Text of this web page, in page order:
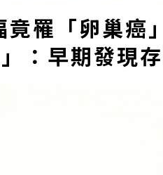
竟罹「卵巢癌
：早期發現